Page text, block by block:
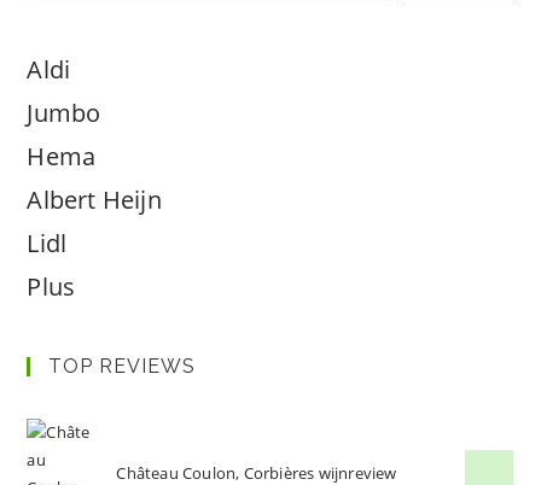
Aldi
Jumbo
Hema
Albert Heijn
Lidl
Plus
TOP REVIEWS
Château Coulon, Corbières wijnreview